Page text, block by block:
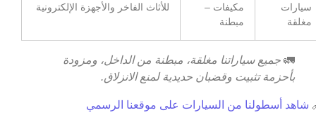
سيارات
مغلقة
مكيفات –
مبطنة
للأثاث الفاخر والأجهزة الإلكترونية
🚛 جميع سياراتنا مغلقة، مبطنة من الداخل، ومزودة
بأحزمة تثبيت وقضبان حديدية لمنع الانزلاق.
شاهد أسطولنا من السيارات على موقعنا الرسمي